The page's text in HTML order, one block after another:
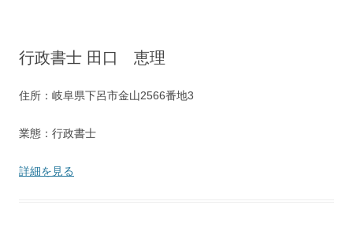
行政書士 田口 恵理
住所：岐阜県下呂市金山2566番地3
業態：行政書士
詳細を見る